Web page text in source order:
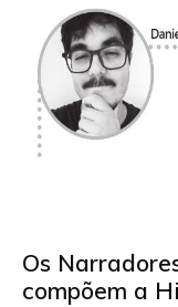
Os
compõem a